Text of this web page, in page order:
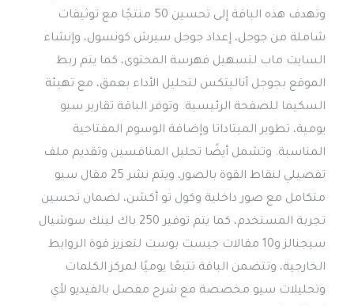
وتهدف هذه الباقة إلى تحسين 50 منتجًا مع توثيقات
شاملة من جوجل، إعداد جوجل سيرش كونسول، وإنشاء
السايت ماب لتسهيل فهرسة المحتوى، كما يتم ربط
الموقع بجوجل أناليتكس لتحليل الأداء بعمق، مع تهيئة
السكيما للصفحة الرئيسية. وتوفر الباقة تقارير سيو
يومية، تطوير الميتاداتا وإضافة الوسوم المفتاحية
المناسبة. وتشمل أيضًا تحليل المنافسين وتقديم ملف
تفصيلي لنقاط القوة بالصور، ويتم نشر 25 مقال سيو
متكامل مع صور داخلية وكول تو أكشن، لضمان تحسين
تجربة المستخدم، كما يتم توفير 250 باك لينك سوشيال
سيجنالز و10 مقالات جيست بوست لتعزيز قوة الروابط
الخارجية، وتتضمن الباقة تتبعًا يوميًا لمركز الكلمات
وتحليلات سيو مخصصة مع شرح مفصل بالفيديو لأي